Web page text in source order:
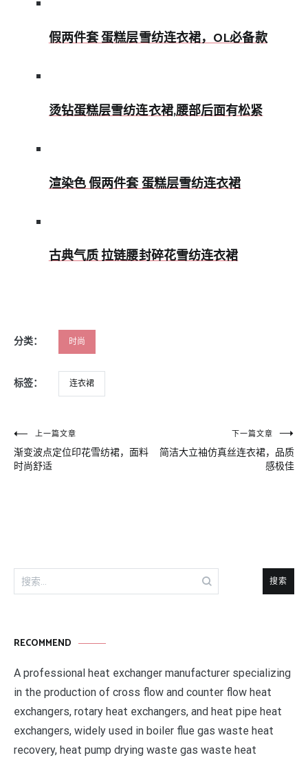
假两件套 蛋糕层雪纺连衣裙，OL必备款
烫钻蛋糕层雪纺连衣裙,腰部后面有松紧
渲染色 假两件套 蛋糕层雪纺连衣裙
古典气质 拉链腰封碎花雪纺连衣裙
分类： 时尚
标签： 连衣裙
文
章
上一篇文章
渐变波点定位印花雪纺裙，面料
时尚舒适
下一篇文章
简洁大立袖仿真丝连衣裙，品质
感极佳
搜
索：
RECOMMEND
A professional heat exchanger manufacturer specializing
in the production of cross flow and counter flow heat
exchangers, rotary heat exchangers, and heat pipe heat
exchangers, widely used in boiler flue gas waste heat
recovery, heat pump drying waste gas waste heat